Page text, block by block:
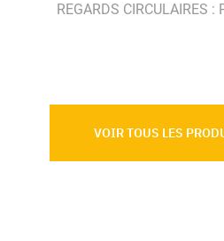
REGARDS CIRCULAIRES
VOIR TOUS LES